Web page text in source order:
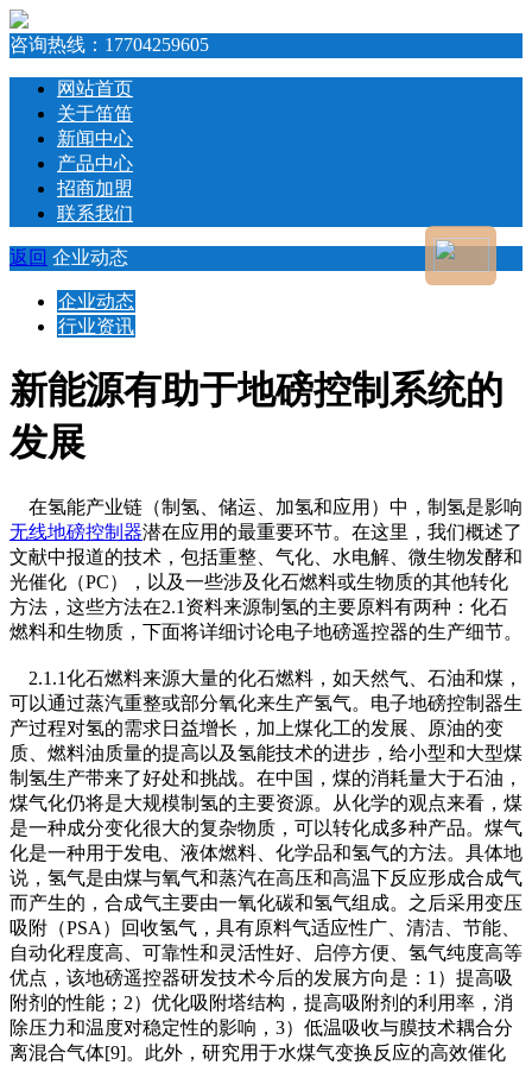
咨询热线： 17704259605
网站首页
关于笛笛
新闻中心
产品中心
招商加盟
联系我们
返回 企业动态
企业动态
行业资讯
新能源有助于地磅控制系统的
发展
在氢能产业链（制氢、储运、加氢和应用）中，制氢是影响
无线地磅控制器潜在应用的最重要环节。在这里，我们概述了
文献中报道的技术，包括重整、气化、水电解、微生物发酵和
光催化（PC），以及一些涉及化石燃料或生物质的其他转化
方法，这些方法在2.1资料来源制氢的主要原料有两种：化石
燃料和生物质，下面将详细讨论电子地磅遥控器的生产细节。
2.1.1化石燃料来源大量的化石燃料，如天然气、石油和煤，
可以通过蒸汽重整或部分氧化来生产氢气。电子地磅控制器生
产过程对氢的需求日益增长，加上煤化工的发展、原油的变
质、燃料油质量的提高以及氢能技术的进步，给小型和大型煤
制氢生产带来了好处和挑战。在中国，煤的消耗量大于石油，
煤气化仍将是大规模制氢的主要资源。从化学的观点来看，煤
是一种成分变化很大的复杂物质，可以转化成多种产品。煤气
化是一种用于发电、液体燃料、化学品和氢气的方法。具体地
说，氢气是由煤与氧气和蒸汽在高压和高温下反应形成合成气
而产生的，合成气主要由一氧化碳和氢气组成。之后采用变压
吸附（PSA）回收氢气，具有原料气适应性广、清洁、节能、
自动化程度高、可靠性和灵活性好、启停方便、氢气纯度高等
优点，该地磅遥控器研发技术今后的发展方向是：1）提高吸
附剂的性能；2）优化吸附塔结构，提高吸附剂的利用率，消
除压力和温度对稳定性的影响，3）低温吸收与膜技术耦合分
离混合气体[9]。此外，研究用于水煤气变换反应的高效催化